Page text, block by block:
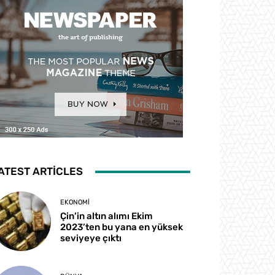
ARTICLES
EKONOMI
Çin’in altın alımı Ekim
2023’ten bu yana en yüksek
seviyeye çıktı